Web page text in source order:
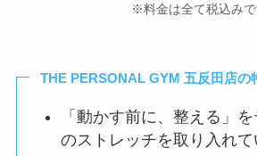
※料金は全て税込み
THE PERSONAL GYM 五反田店の
「動かす前に、整える」
のストレッチを取り入れて